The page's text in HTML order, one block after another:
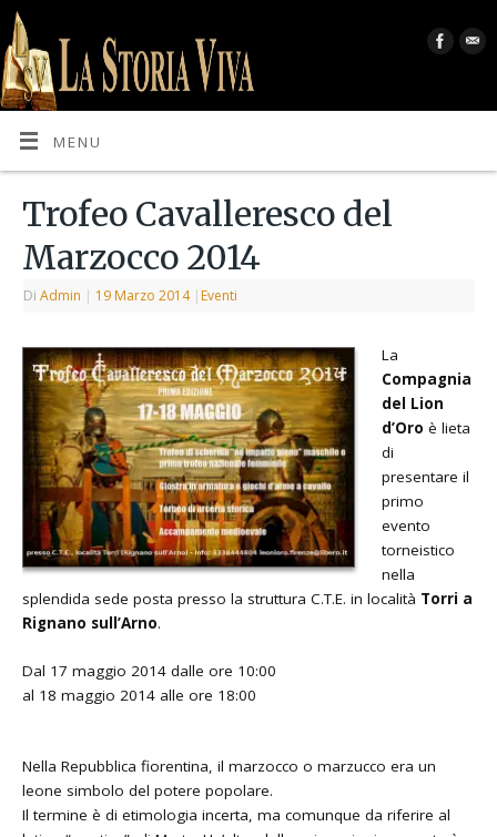
MENU
Trofeo Cavalleresco del
Marzocco 2014
DiAdmin | 19 Marzo 2014 | Eventi
La
Compagnia
del Lion
d’Oro è lieta
di
presentare il
primo
evento
torneistico
nella
splendida sede posta presso la struttura C.T.E. in località Torri a
Rignano sull’Arno.
Dal 17 maggio 2014 dalle ore 10:00
al 18 maggio 2014 alle ore 18:00
Nella Repubblica fiorentina, il marzocco o marzucco era un
leone simbolo del potere popolare.
Il termine è di etimologia incerta, ma comunque da riferire al